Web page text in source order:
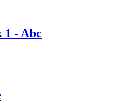
1 - Abc